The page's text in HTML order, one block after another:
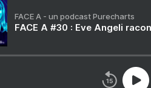
FACE A - un podcast Purecharts
FACE A #30 : Eve Angeli